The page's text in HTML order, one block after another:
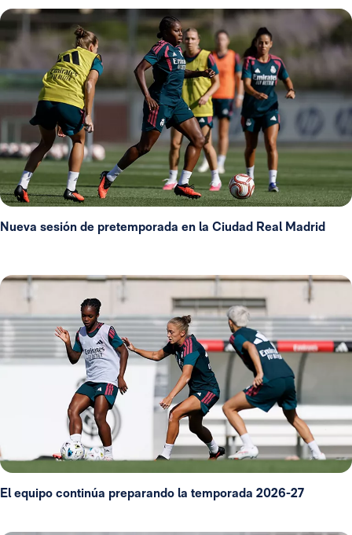
Nueva sesión de pretemporada en la Ciudad Real Madrid
El equipo continúa preparando la temporada 2026-27